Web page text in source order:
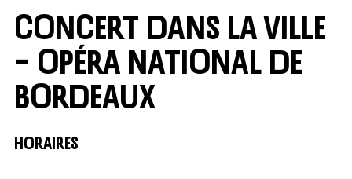
Concert dans la ville
– Opéra National de
Bordeaux
HORAIRES